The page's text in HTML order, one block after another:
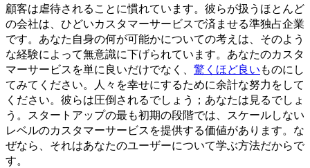
顧客は虐待されることに慣れています。彼らが扱うほとんど
の会社は、ひどいカスタマーサービスで済ませる準独占企業
です。あなた自身の何が可能かについての考えは、そのよう
な経験によって無意識に下げられています。あなたのカスタ
マーサービスを単に良いだけでなく、 驚くほど良い ものにし
てみてください。人々を幸せにするために余計な努力をして
ください。彼らは圧倒されるでしょう；あなたは見るでしょ
う。スタートアップの最も初期の段階では、スケールしない
レベルのカスタマーサービスを提供する価値があります。な
ぜなら、それはあなたのユーザーについて学ぶ方法だからで
す。